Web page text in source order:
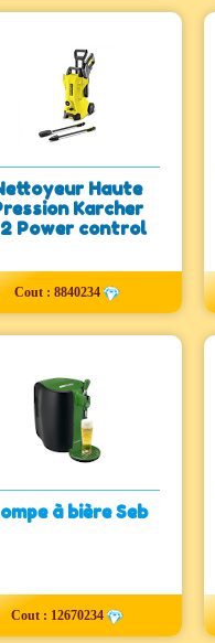
Haute
Karcher
Power control
Cout : 8840234
à bière Seb
Cout : 12670234